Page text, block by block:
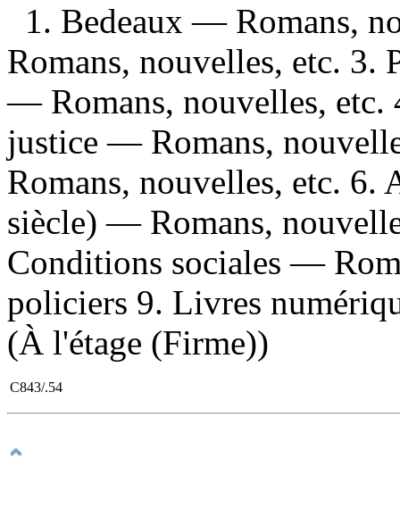
1. Bedeaux — Romans,
Romans, nouvelles, etc. 3.
— Romans, nouvelles, etc.
justice — Romans,
Romans, nouvelles, etc. 6.
siècle) — Romans,
Conditions sociales —
policiers 9. Livres
(À l'étage (Firme))
C843/.54